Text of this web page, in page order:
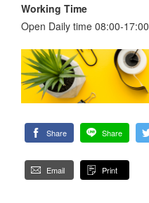
Working Time
Open Daily time 08:00-17:00
Share Share
Email Print